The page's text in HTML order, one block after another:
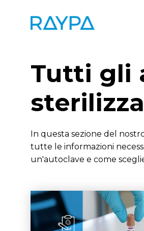
contenuto
Tutti gli
In questa sezione del
tutte le informazioni
un'autoclave e come